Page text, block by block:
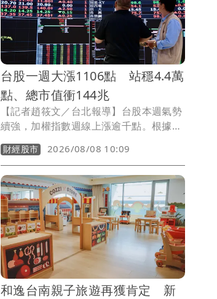
台股一週大漲1106點 站穩4.4萬
點、總市值衝144兆
【記者趙筱文／台北報導】台股本週氣勢
續強，加權指數週線上漲逾千點。根據臺
灣證券交易所統計，8月7日加權指數收在
44,225.91點，較7月31日的43,119.75點
上漲1,106.16點，單週漲幅約2.57%；全
體上市公司總市值同步攀升至144兆
5,568.14億元，一週增加逾3.7兆元，增
幅約2.63%。
財經股市 2026/08/08 10:09
和逸台南親子旅遊再獲肯定 新